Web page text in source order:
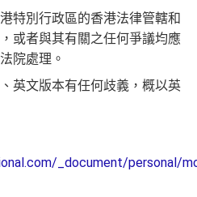
特別行政區的香港法律管轄和
或者與其有關之任何爭議均應
院處理。
英文版本有任何歧義，概以英
_document/personal/